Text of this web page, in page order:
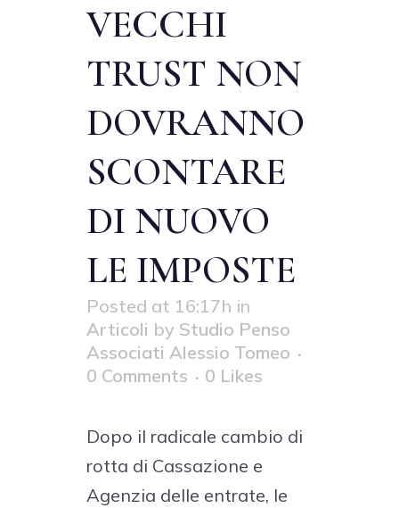
VECCHI
TRUST NON
DOVRANNO
SCONTARE
DI NUOVO
LE IMPOSTE
Posted at 16:17h in
Articoli by Studio Penso
Associati Alessio Tomeo
0 Comments
0 Likes
Dopo il radicale cambio di
rotta di Cassazione e
Agenzia delle entrate, le